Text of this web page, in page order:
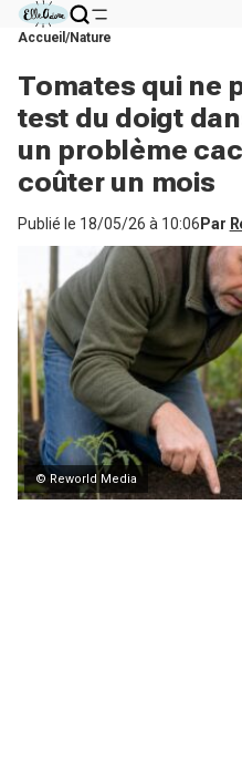
Accueil Nature
Tomates qui ne
test du doigt
un problème
coûter un mois
Publié le 18/05/26 à 10:06 Par
© Reworld Media